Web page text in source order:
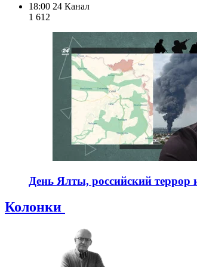
18:00 24 Канал
1 612
День Ялты, российский террор
Колонки